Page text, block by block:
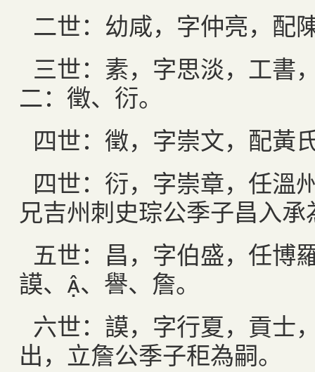
二世：幼咸，字仲亮，配
三世：素，字思淡，工書
二：徵、衍。
四世：徵，字崇文，配黃
四世：衍，字崇章，任溫
兄吉州刺史琮公季子昌入承
五世：昌，字伯盛，任博
謨、、譽、詹。
六世：謨，字行夏，貢士
出，立詹公季子秬為嗣。